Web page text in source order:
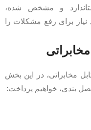
و مشخص شده،
برای رفع مشکلات را
مخابراتی، در این بخش
بندی، خواهیم پرداخت: